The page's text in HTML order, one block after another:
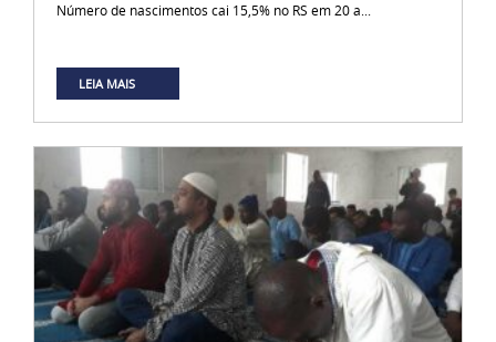
Número de nascimentos cai 15,5% no RS em 20 a...
LEIA MAIS